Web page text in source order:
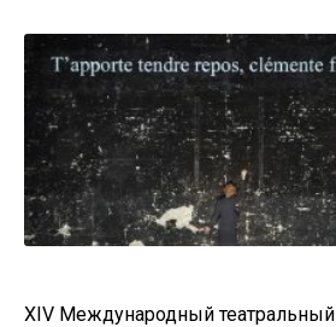
XIV Международный театральный